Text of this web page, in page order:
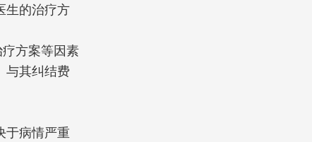
生的治疗方
方案等因素
与其纠结费
于病情严重